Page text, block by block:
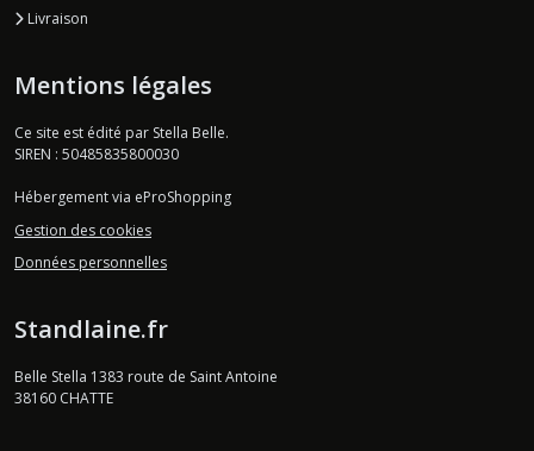
Livraison
Mentions légales
Ce site est édité par Stella Belle.
SIREN : 50485835800030
Hébergement via eProShopping
Gestion des cookies
Données personnelles
Standlaine.fr
Belle Stella 1383 route de Saint Antoine
38160 CHATTE